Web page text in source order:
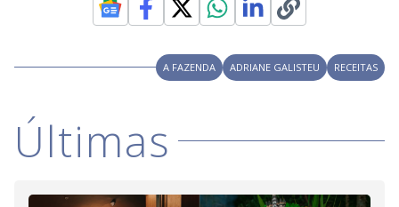
A FAZENDA ADRIANE GALISTEU RECEITAS
Últimas